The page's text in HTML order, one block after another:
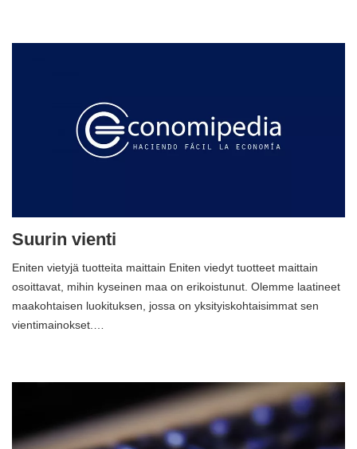
Suurin vienti
Eniten vietyjä tuotteita maittain Eniten viedyt tuotteet maittain
osoittavat, mihin kyseinen maa on erikoistunut. Olemme laatineet
maakohtaisen luokituksen, jossa on yksityiskohtaisimmat sen
vientimainokset.…